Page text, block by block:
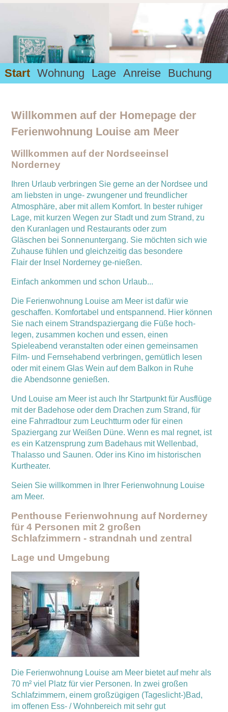
Start Wohnung Lage Anreise Buchung
Willkommen auf der Homepage der
Ferienwohnung Louise am Meer
Willkommen auf der Nordseeinsel
Norderney
Ihren Urlaub verbringen Sie gerne an der Nordsee und
am liebsten in unge- zwungener und freundlicher
Atmosphäre, aber mit allem Komfort. In bester ruhiger
Lage, mit kurzen Wegen zur Stadt und zum Strand, zu
den Kuranlagen und Restaurants oder zum
Gläschen bei Sonnenuntergang. Sie möchten sich wie
Zuhause fühlen und gleichzeitig das besondere
Flair der Insel Norderney ge-nießen.
Einfach ankommen und schon Urlaub...
Die Ferienwohnung Louise am Meer ist dafür wie
geschaffen. Komfortabel und entspannend. Hier können
Sie nach einem Strandspaziergang die Füße hoch-
legen, zusammen kochen und essen, einen
Spieleabend veranstalten oder einen gemeinsamen
Film- und Fernsehabend verbringen, gemütlich lesen
oder mit einem Glas Wein auf dem Balkon in Ruhe
die Abendsonne genießen.
Und Louise am Meer ist auch Ihr Startpunkt für Ausflüge
mit der Badehose oder dem Drachen zum Strand, für
eine Fahrradtour zum Leuchtturm oder für einen
Spaziergang zur Weißen Düne. Wenn es mal regnet, ist
es ein Katzensprung zum Badehaus mit Wellenbad,
Thalasso und Saunen. Oder ins Kino im historischen
Kurtheater.
Seien Sie willkommen in Ihrer Ferienwohnung Louise
am Meer.
Penthouse Ferienwohnung auf Norderney
für 4 Personen mit 2 großen
Schlafzimmern - strandnah und zentral
Lage und Umgebung
Die Ferienwohnung Louise am Meer bietet auf mehr als
70 m² viel Platz für vier Personen. In zwei großen
Schlafzimmern, einem großzügigen (Tageslicht-)Bad,
im offenen Ess- / Wohnbereich mit sehr gut